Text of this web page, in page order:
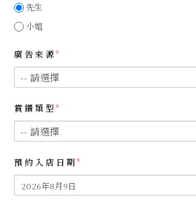
先生
小姐
廣告來源
賞鑽類型
預約入店日期